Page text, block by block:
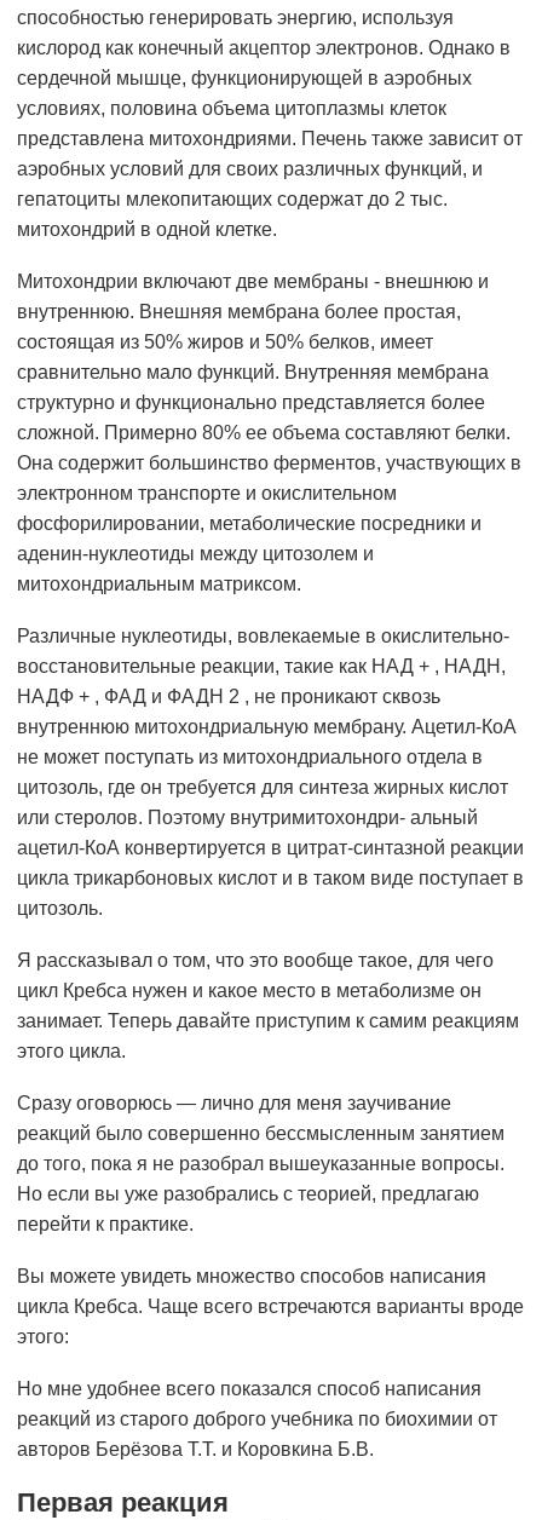
способностью генерировать энергию, используя
кислород как конечный акцептор электронов. Однако в
сердечной мышце, функционирующей в аэробных
условиях, половина объема цитоплазмы клеток
представлена митохондриями. Печень также зависит от
аэробных условий для своих различных функций, и
гепатоциты млекопитающих содержат до 2 тыс.
митохондрий в одной клетке.
Митохондрии включают две мембраны - внешнюю и
внутреннюю. Внешняя мембрана более простая,
состоящая из 50% жиров и 50% белков, имеет
сравнительно мало функций. Внутренняя мембрана
структурно и функционально представляется более
сложной. Примерно 80% ее объема составляют белки.
Она содержит большинство ферментов, участвующих в
электронном транспорте и окислительном
фосфорилировании, метаболические посредники и
аденин-нуклеотиды между цитозолем и
митохондриальным матриксом.
Различные нуклеотиды, вовлекаемые в окислительно-
восстановительные реакции, такие как НАД + , НАДН,
НАДФ + , ФАД и ФАДН 2 , не проникают сквозь
внутреннюю митохондриальную мембрану. Ацетил-КоА
не может поступать из митохондриального отдела в
цитозоль, где он требуется для синтеза жирных кислот
или стеролов. Поэтому внутримитохондри- альный
ацетил-КоА конвертируется в цитрат-синтазной реакции
цикла трикарбоновых кислот и в таком виде поступает в
цитозоль.
Я рассказывал о том, что это вообще такое, для чего
цикл Кребса нужен и какое место в метаболизме он
занимает. Теперь давайте приступим к самим реакциям
этого цикла.
Сразу оговорюсь — лично для меня заучивание
реакций было совершенно бессмысленным занятием
до того, пока я не разобрал вышеуказанные вопросы.
Но если вы уже разобрались с теорией, предлагаю
перейти к практике.
Вы можете увидеть множество способов написания
цикла Кребса. Чаще всего встречаются варианты вроде
этого:
Но мне удобнее всего показался способ написания
реакций из старого доброго учебника по биохимии от
авторов Берёзова Т.Т. и Коровкина Б.В.
Первая реакция